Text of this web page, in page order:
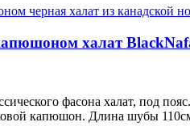
халат
фасона халат, под
капюшон. Длина шубы